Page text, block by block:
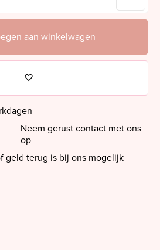
aan winkelwagen
Neem gerust contact met ons
op
geld terug is bij ons mogelijk